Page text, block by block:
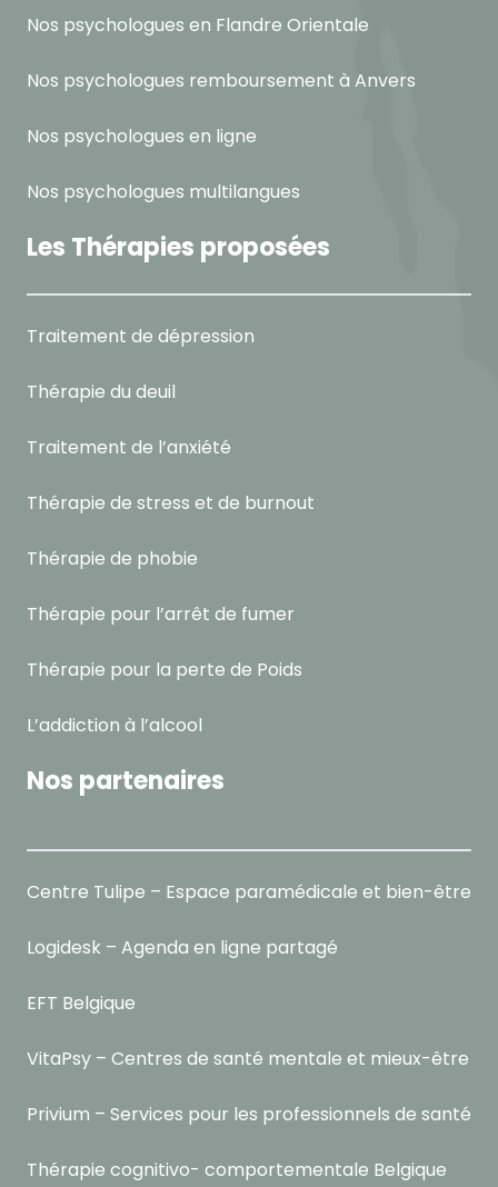
Nos psychologues en Flandre Orientale
Nos psychologues remboursement à Anvers
Nos psychologues en ligne
Nos psychologues multilangues
Les Thérapies proposées
Traitement de dépression
Thérapie du deuil
Traitement de l’anxiété
Thérapie de stress et de burnout
Thérapie de phobie
Thérapie pour l’arrêt de fumer
Thérapie pour la perte de Poids
L’addiction à l’alcool
Nos partenaires
Centre Tulipe – Espace paramédicale et bien-être
Logidesk – Agenda en ligne partagé
EFT Belgique
VitaPsy – Centres de santé mentale et mieux-être
Privium – Services pour les professionnels de santé
Thérapie cognitivo- comportementale Belgique